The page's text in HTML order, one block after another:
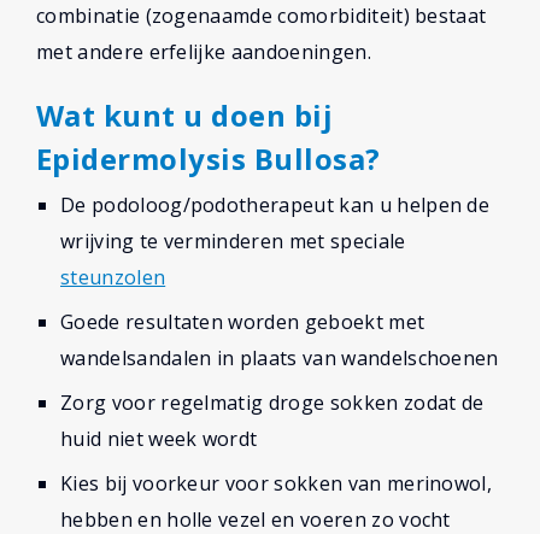
combinatie (zogenaamde comorbiditeit) bestaat
met andere erfelijke aandoeningen.
Wat kunt u doen bij
Epidermolysis Bullosa?
De podoloog/podotherapeut kan u helpen de
wrijving te verminderen met speciale
steunzolen
Goede resultaten worden geboekt met
wandelsandalen in plaats van wandelschoenen
Zorg voor regelmatig droge sokken zodat de
huid niet week wordt
Kies bij voorkeur voor sokken van merinowol,
hebben en holle vezel en voeren zo vocht